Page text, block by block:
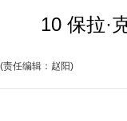
10 保拉·克
(责任编辑：赵阳)